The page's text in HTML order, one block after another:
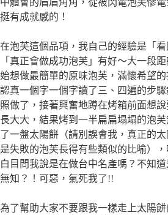
中體會的眉眉角角，從被閃電泡芙慘
挺有成就感的！
在泡芙這個品項，我自己的經驗是「
「真正會做成功泡芙」有好～大一段
始想做最簡單的原味泡芙，滿懷希望
認真一個字一個字讀了三、四遍的步
照做了，接著興奮地蹲在烤箱前面想
長大大，結果烤到一半扁扁塌塌的泡
了一盤太陽餅（請別誤會我，真正的
是失敗的泡芙長得有些類似的比喻）
白目問我說是在做台中名產嗎？不知
無知？！可惡，氣死我了!!
為了幫助大家不要跟我一樣走上太陽